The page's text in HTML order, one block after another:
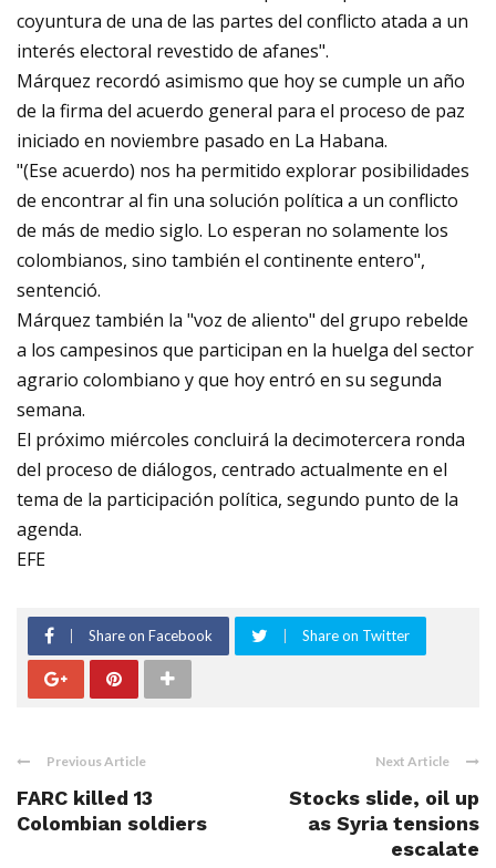
coyuntura de una de las partes del conflicto atada a un
interés electoral revestido de afanes".
Márquez recordó asimismo que hoy se cumple un año
de la firma del acuerdo general para el proceso de paz
iniciado en noviembre pasado en La Habana.
"(Ese acuerdo) nos ha permitido explorar posibilidades
de encontrar al fin una solución política a un conflicto
de más de medio siglo. Lo esperan no solamente los
colombianos, sino también el continente entero",
sentenció.
Márquez también la "voz de aliento" del grupo rebelde
a los campesinos que participan en la huelga del sector
agrario colombiano y que hoy entró en su segunda
semana.
El próximo miércoles concluirá la decimotercera ronda
del proceso de diálogos, centrado actualmente en el
tema de la participación política, segundo punto de la
agenda.
EFE
Share on Facebook Share on Twitter
Previous Article
FARC killed 13
Colombian soldiers
Next Article
Stocks slide, oil up
as Syria tensions
escalate